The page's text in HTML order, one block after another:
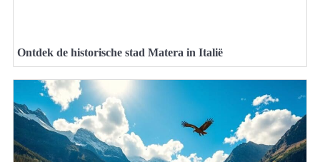
Ontdek de historische stad Matera in Italië